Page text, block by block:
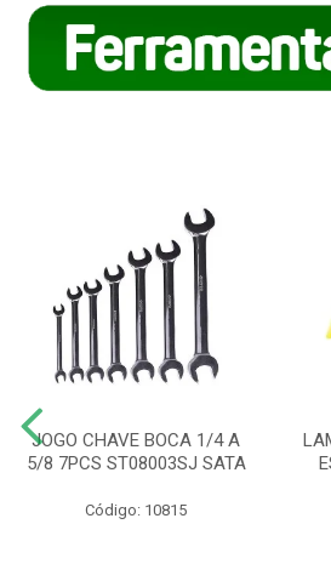
JOGO CHAVE BOCA 1/4 A
5/8 7PCS ST08003SJ SATA
Código: 10815